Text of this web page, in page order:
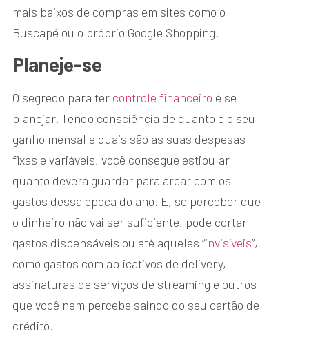
mais baixos de compras em sites como o
Buscapé ou o próprio Google Shopping.
Planeje-se
O segredo para tercontrole financeiro é se
planejar. Tendo consciência de quanto é o seu
ganho mensal e quais são as suas despesas
fixas e variáveis, você consegue estipular
quanto deverá guardar para arcar com os
gastos dessa época do ano. E, se perceber que
o dinheiro não vai ser suficiente, pode cortar
gastos dispensáveis ou até aqueles “invisíveis”,
como gastos com aplicativos de delivery,
assinaturas de serviços de streaming e outros
que você nem percebe saindo do seu cartão de
crédito.